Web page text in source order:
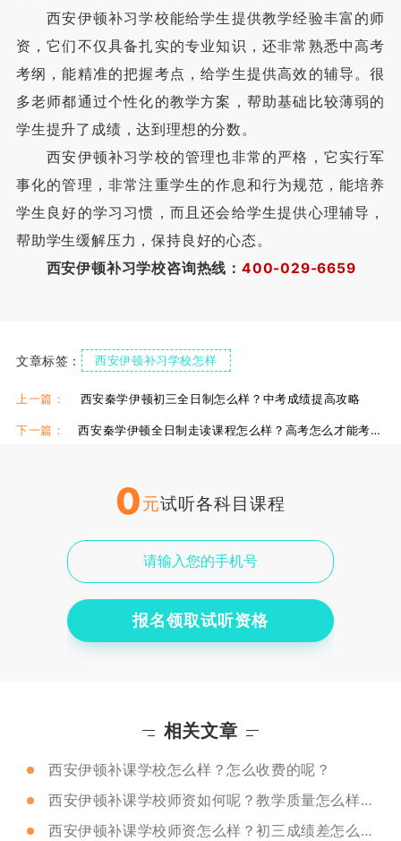
西安伊顿补习学校能给学生提供教学经验丰富的师
资，它们不仅具备扎实的专业知识，还非常熟悉中高考
考纲，能精准的把握考点，给学生提供高效的辅导。很
多老师都通过个性化的教学方案，帮助基础比较薄弱的
学生提升了成绩，达到理想的分数。
西安伊顿补习学校的管理也非常的严格，它实行军
事化的管理，非常注重学生的作息和行为规范，能培养
学生良好的学习习惯，而且还会给学生提供心理辅导，
帮助学生缓解压力，保持良好的心态。
西安伊顿补习学校咨询热线： 400-029-6659
文章标签： 西安伊顿补习学校怎样
西安伊顿补习学校好吗 西安伊顿补习学校咋样
上一篇： 西安秦学伊顿初三全日制怎么样？中考成绩提高攻略
下一篇： 西安秦学伊顿全日制走读课程怎么样？高考怎么才能考得好
0元试听各科目课程
报名领取试听资格
相关文章
西安伊顿补课学校怎么样？怎么收费的呢？
西安伊顿补课学校师资如何呢？教学质量怎么样呢？
西安伊顿补课学校师资怎么样？初三成绩差怎么补救呢？